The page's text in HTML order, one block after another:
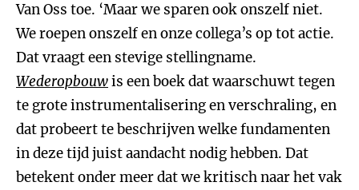
Van Oss toe. ‘Maar we sparen ook onszelf niet.
We roepen onszelf en onze collega’s op tot actie.
Dat vraagt een stevige stellingname.
Wederopbouwis een boek dat waarschuwt tegen
te grote instrumentalisering en verschraling, en
dat probeert te beschrijven welke fundamenten
in deze tijd juist aandacht nodig hebben. Dat
betekent onder meer dat we kritisch naar het vak